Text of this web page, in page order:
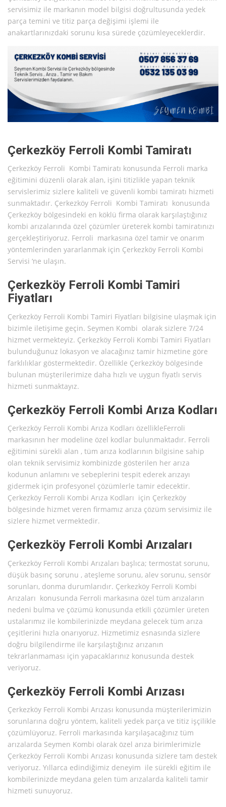
servisimiz ile markanın model bilgisi doğrultusunda yedek
parça temini ve titiz parça değişimi işlemi ile
anakartlarınızdaki sorunu kısa sürede çözümleyeceklerdir.
Çerkezköy Ferroli Kombi Tamiratı
Çerkezköy Ferroli Kombi Tamiratı konusunda Ferroli marka
eğitimini düzenli olarak alan, işini titizlikle yapan teknik
servislerimiz sizlere kaliteli ve güvenli kombi tamiratı hizmeti
sunmaktadır. Çerkezköy Ferroli Kombi Tamiratı konusunda
Çerkezköy bölgesindeki en köklü firma olarak karşılaştığınız
kombi arızalarında özel çözümler üreterek kombi tamiratınızı
gerçekleştiriyoruz. Ferroli markasına özel tamir ve onarım
yöntemlerinden yararlanmak için Çerkezköy Ferroli Kombi
Servisi ‘ne ulaşın.
Çerkezköy Ferroli Kombi Tamiri
Fiyatları
Çerkezköy Ferroli Kombi Tamiri Fiyatları bilgisine ulaşmak için
bizimle iletişime geçin. Seymen Kombi olarak sizlere 7/24
hizmet vermekteyiz. Çerkezköy Ferroli Kombi Tamiri Fiyatları
bulunduğunuz lokasyon ve alacağınız tamir hizmetine göre
farklılıklar göstermektedir. Özellikle Çerkezköy bölgesinde
bulunan müşterilerimize daha hızlı ve uygun fiyatlı servis
hizmeti sunmaktayız.
Çerkezköy Ferroli Kombi Arıza Kodları
Çerkezköy Ferroli Kombi Arıza Kodları özellikleFerroli
markasının her modeline özel kodlar bulunmaktadır. Ferroli
eğitimini sürekli alan , tüm arıza kodlarının bilgisine sahip
olan teknik servisimiz kombinizde gösterilen her arıza
kodunun anlamını ve sebeplerini tespit ederek arızayı
gidermek için profesyonel çözümlerle tamir edecektir.
Çerkezköy Ferroli Kombi Arıza Kodları için Çerkezköy
bölgesinde hizmet veren firmamız arıza çözüm servisimiz ile
sizlere hizmet vermektedir.
Çerkezköy Ferroli Kombi Arızaları
Çerkezköy Ferroli Kombi Arızaları başlıca; termostat sorunu,
düşük basınç sorunu , ateşleme sorunu, alev sorunu, sensör
sorunları, donma durumlarıdır. Çerkezköy Ferroli Kombi
Arızaları konusunda Ferroli markasına özel tüm arızaların
nedeni bulma ve çözümü konusunda etkili çözümler üreten
ustalarımız ile kombilerinizde meydana gelecek tüm arıza
çeşitlerini hızla onarıyoruz. Hizmetimiz esnasında sizlere
doğru bilgilendirme ile karşılaştığınız arızanın
tekrarlanmaması için yapacaklarınız konusunda destek
veriyoruz.
Çerkezköy Ferroli Kombi Arızası
Çerkezköy Ferroli Kombi Arızası konusunda müşterilerimizin
sorunlarına doğru yöntem, kaliteli yedek parça ve titiz işçilikle
çözümlüyoruz. Ferroli markasında karşılaşacağınız tüm
arızalarda Seymen Kombi olarak özel arıza birimlerimizle
Çerkezköy Ferroli Kombi Arızası konusunda sizlere tam destek
veriyoruz. Yıllarca edindiğimiz deneyim ile sürekli eğitim ile
kombilerinizde meydana gelen tüm arızalarda kaliteli tamir
hizmeti sunuyoruz.